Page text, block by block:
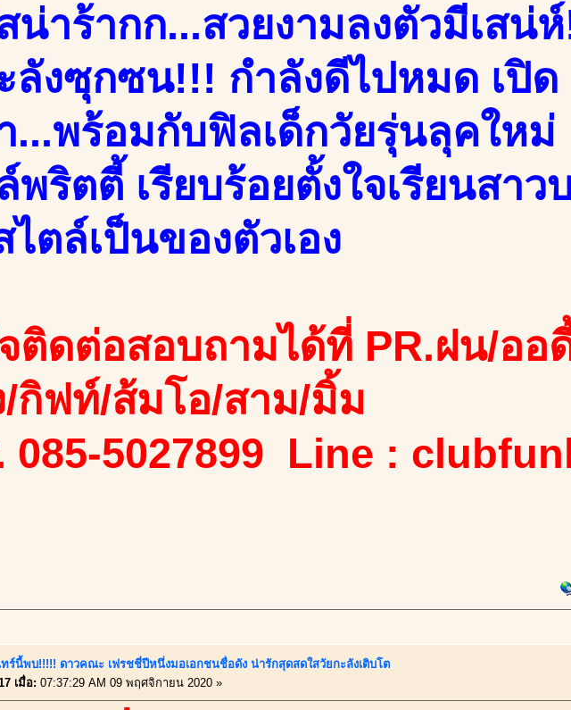
น่าร้ากก...สวยงามลงตัวมีเสน่
ลังซุกซน!!! กำลังดีไปหมด เปิด
...พร้อมกับฟิลเด็กวัยรุ่นลุคใหม่
พริตตี้ เรียบร้อยตั้งใจเรียนสาว
ตล์เป็นของตัวเอง
ติดต่อสอบถามได้ที่ PR.ฝน/ออ
/กิฟท์/ส้มโอ/สาม/มิ้ม
085-5027899 Line :
ร์นี้พบ!!!!! ดาวคณะ เฟรชชี่ปีหนึ่งมอเอกชนชื่อดัง น่ารักสุดสดใสวัยกะลังเติบโต
เมื่อ: 07:37:29 AM 09 พฤศจิกายน 2020 »